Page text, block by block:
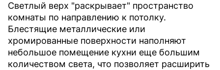
Светлый верх "раскрывает" пространство
комнаты по направлению к потолку.
Блестящие металлические или
хромированные поверхности наполняют
небольшое помещение кухни еще большим
количеством света, что позволяет расширить